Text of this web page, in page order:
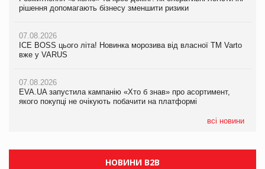
рішення допомагають бізнесу зменшити ризики
07.08.2026
ICE BOSS цього літа! Новинка морозива від власної ТМ Varto
вже у VARUS
07.08.2026
EVA.UA запустила кампанію «Хто б знав» про асортимент,
якого покупці не очікують побачити на платформі
всі новини
рішення допомагають бізнесу зменшити ризики
07.08.2026
ICE BOSS цього літа! Новинка морозива від власної ТМ Varto
вже у VARUS
07.08.2026
EVA.UA запустила кампанію «Хто б знав» про асортимент,
якого покупці не очікують побачити на платформі
Продажі Hugo Boss впали на 9%
НОВИНИ B2B